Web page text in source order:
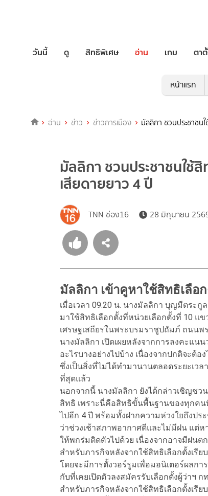
วันนี้ ดู สิทธิพิเศษ อ่าน เกม ตา
หน้าแรก
อ่าน ข่าว ข่าวการเมือง มัลลิกา ชวนประชาชน
มัลลิกา ชวนประชาชนใ
เสียดายยาว 4 ปี
TNN ช่อง16 28 มิถุนายน
มัลลิกา เข้าคูหาใช้สิทธิเลือ
เมื่อเวลา 09.20 น. นางมัลลิกา บุญมีตระ
มาใช้สิทธิเลือกตั้งที่หน่วยเลือกตั้งที่ 10 แ
เศรษฐเสถียรในพระบรมราชูปถัมภ์ ถนนพ
นางมัลลิกา เปิดเผยหลังจากการลงคะแ
อะไรบางอย่างไปบ้าง เนื่องจากปกติจะต้
ซึ่งเป็นสิ่งที่ไม่ได้ทำมานานตลอดระยะเว
ที่สุดแล้ว
นอกจากนี้ นางมัลลิกา ยังได้กล่าวเชิญชว
สิทธิ เพราะนี่คือสิทธิขั้นพื้นฐานของทุกค
ไปอีก 4 ปี พร้อมทั้งฝากความห่วงใยถึงปร
ว่าช่วงเช้าสภาพอากาศดีและไม่มีฝน แต่ห
ให้พกร่มติดตัวไปด้วย เนื่องจากอาจมีฝนต
สำหรับภารกิจหลังจากใช้สิทธิเลือกตั้งเรี
โดยจะมีการตั้งวอร์รูมเพื่อมอนิเตอร์ผลก
กับที่เคยเปิดตัวลงสมัครรับเลือกตั้งผู้ว่าฯ ก
สำหรับภารกิจหลังจากใช้สิทธิเลือกตั้งเรี